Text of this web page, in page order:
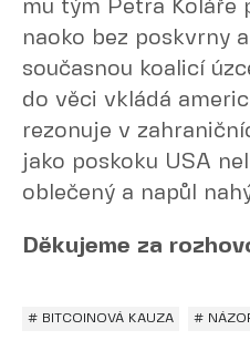
mu tým Petra Koláře
naoko bez poskvrny
současnou koalicí
do věci vkládá
rezonuje v
jako poskoku USA
oblečený a napůl
Děkujeme za
# BITCOINOVÁ KAUZA #